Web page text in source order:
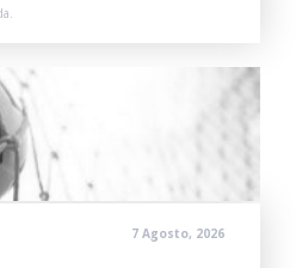
7 Agosto, 2026